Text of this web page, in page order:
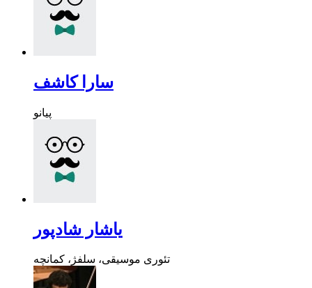
سارا کاشف
پیانو
یاشار شادپور
تئوری موسیقی، سلفژ، کمانچه